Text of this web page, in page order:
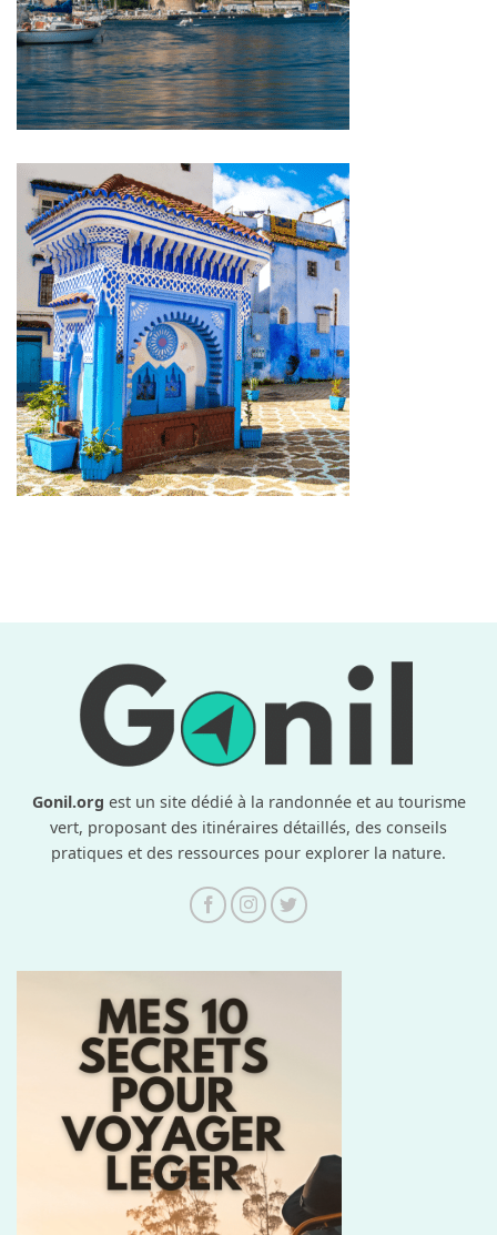
Gonil.org est un site dédié à la randonnée et au tourisme
vert, proposant des itinéraires détaillés, des conseils
pratiques et des ressources pour explorer la nature.